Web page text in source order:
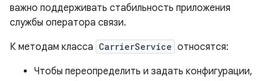
важно поддерживать стабильность приложения
службы оператора связи.
К методам класса CarrierService относятся:
Чтобы переопределить и задать конфигурации,